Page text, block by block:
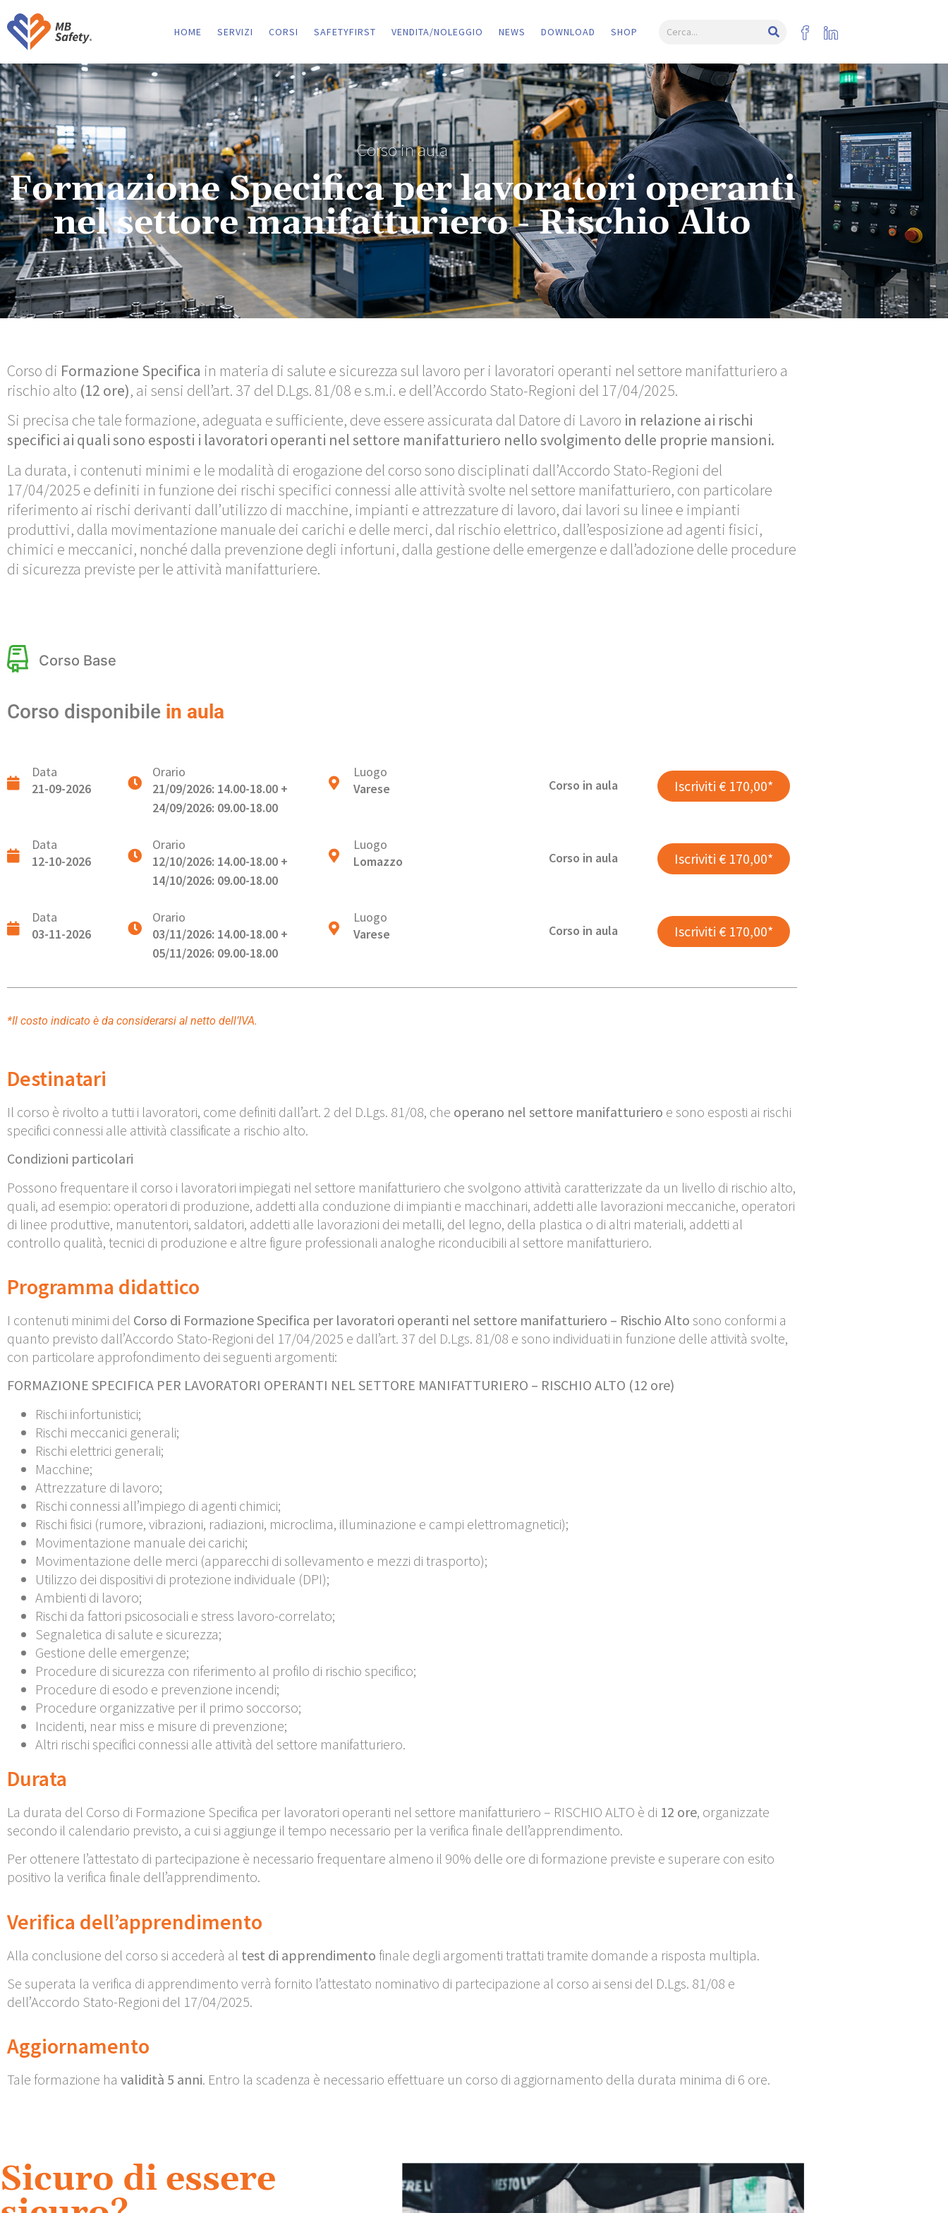
HOME SERVIZI CORSI SAFETYFIRST VENDITA/NOLEGGIO NEWS DOWNLOAD SHOP
Corso in aula
Formazione Specifica per lavoratori operanti
nel settore manifatturiero - Rischio Alto
Corso di Formazione Specifica in materia di salute e sicurezza sul lavoro per i lavoratori operanti nel settore manifatturiero a
rischio alto (12 ore), ai sensi dell’art. 37 del D.Lgs. 81/08 e s.m.i. e dell’Accordo Stato-Regioni del 17/04/2025.
Si precisa che tale formazione, adeguata e sufficiente, deve essere assicurata dal Datore di Lavoro in relazione ai rischi
specifici ai quali sono esposti i lavoratori operanti nel settore manifatturiero nello svolgimento delle proprie mansioni.
La durata, i contenuti minimi e le modalità di erogazione del corso sono disciplinati dall’Accordo Stato-Regioni del
17/04/2025 e definiti in funzione dei rischi specifici connessi alle attività svolte nel settore manifatturiero, con particolare
riferimento ai rischi derivanti dall’utilizzo di macchine, impianti e attrezzature di lavoro, dai lavori su linee e impianti
produttivi, dalla movimentazione manuale dei carichi e delle merci, dal rischio elettrico, dall’esposizione ad agenti fisici,
chimici e meccanici, nonché dalla prevenzione degli infortuni, dalla gestione delle emergenze e dall’adozione delle procedure
di sicurezza previste per le attività manifatturiere.
Corso Base
Corso disponibile in aula
Data
21-09-2026
Orario
21/09/2026: 14.00-18.00 +
24/09/2026: 09.00-18.00
Luogo
Varese
Corso in aula Iscriviti € 170,00*
Data
12-10-2026
Orario
12/10/2026: 14.00-18.00 +
14/10/2026: 09.00-18.00
Luogo
Lomazzo
Corso in aula Iscriviti € 170,00*
Data
03-11-2026
Orario
03/11/2026: 14.00-18.00 +
05/11/2026: 09.00-18.00
Luogo
Varese
Corso in aula Iscriviti € 170,00*
*Il costo indicato è da considerarsi al netto dell’IVA.
Destinatari
Il corso è rivolto a tutti i lavoratori, come definiti dall’art. 2 del D.Lgs. 81/08, che operano nel settore manifatturiero e sono esposti ai rischi
specifici connessi alle attività classificate a rischio alto.
Condizioni particolari
Possono frequentare il corso i lavoratori impiegati nel settore manifatturiero che svolgono attività caratterizzate da un livello di rischio alto,
quali, ad esempio: operatori di produzione, addetti alla conduzione di impianti e macchinari, addetti alle lavorazioni meccaniche, operatori
di linee produttive, manutentori, saldatori, addetti alle lavorazioni dei metalli, del legno, della plastica o di altri materiali, addetti al
controllo qualità, tecnici di produzione e altre figure professionali analoghe riconducibili al settore manifatturiero.
Programma didattico
I contenuti minimi del Corso di Formazione Specifica per lavoratori operanti nel settore manifatturiero – Rischio Alto sono conformi a
quanto previsto dall’Accordo Stato-Regioni del 17/04/2025 e dall’art. 37 del D.Lgs. 81/08 e sono individuati in funzione delle attività svolte,
con particolare approfondimento dei seguenti argomenti:
FORMAZIONE SPECIFICA PER LAVORATORI OPERANTI NEL SETTORE MANIFATTURIERO – RISCHIO ALTO (12 ore)
Rischi infortunistici;
Rischi meccanici generali;
Rischi elettrici generali;
Macchine;
Attrezzature di lavoro;
Rischi connessi all’impiego di agenti chimici;
Rischi fisici (rumore, vibrazioni, radiazioni, microclima, illuminazione e campi elettromagnetici);
Movimentazione manuale dei carichi;
Movimentazione delle merci (apparecchi di sollevamento e mezzi di trasporto);
Utilizzo dei dispositivi di protezione individuale (DPI);
Ambienti di lavoro;
Rischi da fattori psicosociali e stress lavoro-correlato;
Segnaletica di salute e sicurezza;
Gestione delle emergenze;
Procedure di sicurezza con riferimento al profilo di rischio specifico;
Procedure di esodo e prevenzione incendi;
Procedure organizzative per il primo soccorso;
Incidenti, near miss e misure di prevenzione;
Altri rischi specifici connessi alle attività del settore manifatturiero.
Durata
La durata del Corso di Formazione Specifica per lavoratori operanti nel settore manifatturiero – RISCHIO ALTO è di 12 ore, organizzate
secondo il calendario previsto, a cui si aggiunge il tempo necessario per la verifica finale dell’apprendimento.
Per ottenere l’attestato di partecipazione è necessario frequentare almeno il 90% delle ore di formazione previste e superare con esito
positivo la verifica finale dell’apprendimento.
Verifica dell’apprendimento
Alla conclusione del corso si accederà al test di apprendimento finale degli argomenti trattati tramite domande a risposta multipla.
Se superata la verifica di apprendimento verrà fornito l’attestato nominativo di partecipazione al corso ai sensi del D.Lgs. 81/08 e
dell’Accordo Stato-Regioni del 17/04/2025.
Aggiornamento
Tale formazione ha validità 5 anni. Entro la scadenza è necessario effettuare un corso di aggiornamento della durata minima di 6 ore.
Sicuro di essere